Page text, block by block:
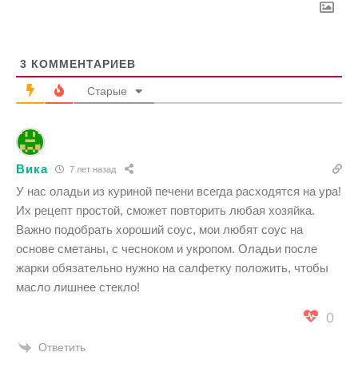
3 КОММЕНТАРИЕВ
Старые
Вика 7 лет назад
У нас оладьи из куриной печени всегда расходятся на ура!
Их рецепт простой, сможет повторить любая хозяйка.
Важно подобрать хороший соус, мои любят соус на
основе сметаны, с чесноком и укропом. Оладьи после
жарки обязательно нужно на салфетку положить, чтобы
масло лишнее стекло!
0
Ответить